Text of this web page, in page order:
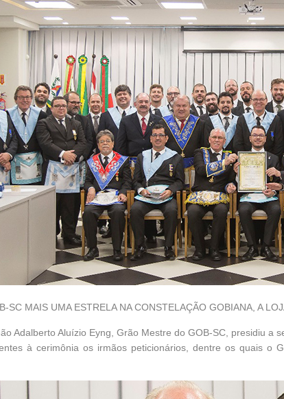
SC MAIS UMA ESTRELA NA CONSTELAÇÃO GOBIANA, A
Adalberto Aluízio Eyng, Grão Mestre do GOB-SC, presidiu a
à cerimônia os irmãos peticionários, dentre os quais o